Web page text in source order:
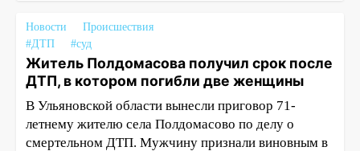
Новости
Происшествия
#ДТП
#суд
Житель Полдомасова получил срок после
ДТП, в котором погибли две женщины
В Ульяновской области вынесли приговор 71-
летнему жителю села Полдомасово по делу о
смертельном ДТП. Мужчину признали виновным в